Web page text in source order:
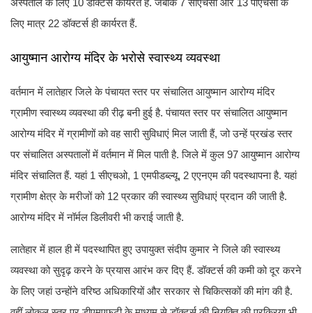
लिए मात्र 22 डॉक्टर्स ही कार्यरत हैं.
आयुष्मान आरोग्य मंदिर के भरोसे स्वास्थ्य व्यवस्था
वर्तमान में लातेहार जिले के पंचायत स्तर पर संचालित आयुष्मान आरोग्य मंदिर
ग्रामीण स्वास्थ्य व्यवस्था की रीढ़ बनी हुई है. पंचायत स्तर पर संचालित आयुष्मान
आरोग्य मंदिर में ग्रामीणों को वह सारी सुविधाएं मिल जाती हैं, जो उन्हें प्रखंड स्तर
पर संचालित अस्पतालों में वर्तमान में मिल पाती है. जिले में कुल 97 आयुष्मान आरोग्य
मंदिर संचालित हैं. यहां 1 सीएचओ, 1 एमपीडब्ल्यू, 2 एएनएम की पदस्थापना है. यहां
ग्रामीण क्षेत्र के मरीजों को 12 प्रकार की स्वास्थ्य सुविधाएं प्रदान की जाती है.
आरोग्य मंदिर में नॉर्मल डिलीवरी भी कराई जाती है.
लातेहार में हाल ही में पदस्थापित हुए उपायुक्त संदीप कुमार ने जिले की स्वास्थ्य
व्यवस्था को सुदृढ़ करने के प्रयास आरंभ कर दिए हैं. डॉक्टर्स की कमी को दूर करने
के लिए जहां उन्होंने वरिष्ठ अधिकारियों और सरकार से चिकित्सकों की मांग की है.